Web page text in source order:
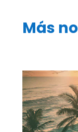
Más